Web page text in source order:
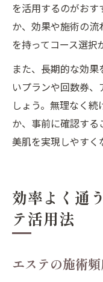
を活用するのがおす
か、効果や施術の
を持ってコース選択
また、長期的な効
いプランや回数券
しょう。無理なく
か、事前に確認する
美肌を実現しやすく
効率よく通
テ活用法
エステの施術